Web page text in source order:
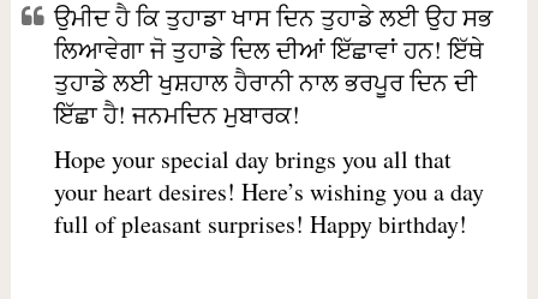
ਉਮੀਦ ਹੈ ਕਿ ਤੁਹਾਡਾ ਖਾਸ ਦਿਨ ਤੁਹਾਡੇ ਲਈ ਉਹ ਸਭ
ਲਿਆਵੇਗਾ ਜੋ ਤੁਹਾਡੇ ਦਿਲ ਦੀਆਂ ਇੱਛਾਵਾਂ ਹਨ! ਇੱਥੇ
ਤੁਹਾਡੇ ਲਈ ਖੁਸ਼ਹਾਲ ਹੈਰਾਨੀ ਨਾਲ ਭਰਪੂਰ ਦਿਨ ਦੀ
ਇੱਛਾ ਹੈ! ਜਨਮਦਿਨ ਮੁਬਾਰਕ!
Hope your special day brings you all that
your heart desires! Here’s wishing you a day
full of pleasant surprises! Happy birthday!